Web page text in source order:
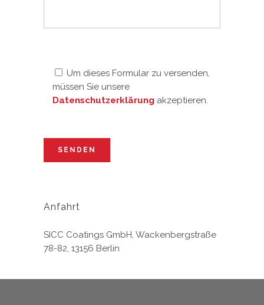
Um dieses Formular zu versenden,
müssen Sie unsere
Datenschutzerklärung akzeptieren.
Anfahrt
SICC Coatings GmbH, Wackenbergstraße
78-82, 13156 Berlin